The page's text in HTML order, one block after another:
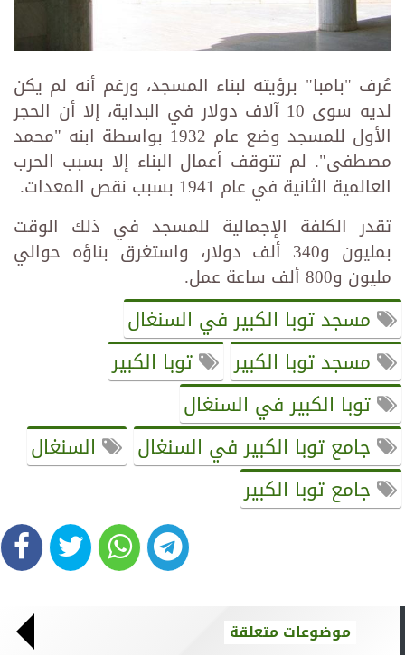
عُرف "بامبا" برؤيته لبناء المسجد، ورغم أنه لم يكن
لديه سوى 10 آلاف دولار في البداية، إلا أن الحجر
الأول للمسجد وضع عام 1932 بواسطة ابنه "محمد
مصطفى". لم تتوقف أعمال البناء إلا بسبب الحرب
العالمية الثانية في عام 1941 بسبب نقص المعدات.
تقدر الكلفة الإجمالية للمسجد في ذلك الوقت
بمليون و340 ألف دولار، واستغرق بناؤه حوالي
مليون و800 ألف ساعة عمل.
مسجد توبا الكبير في السنغال
مسجد توبا الكبير
توبا الكبير
توبا الكبير في السنغال
جامع توبا الكبير في السنغال
السنغال
جامع توبا الكبير
موضوعات متعلقة